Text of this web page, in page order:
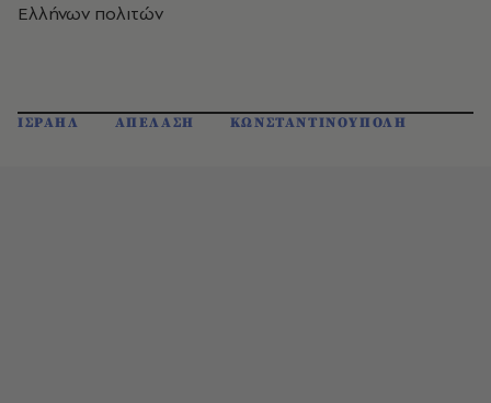
Ελλήνων πολιτών
ΙΣΡΑΗΛ ΑΠΕΛΑΣΗ ΚΩΝΣΤΑΝΤΙΝΟΥΠΟΛΗ